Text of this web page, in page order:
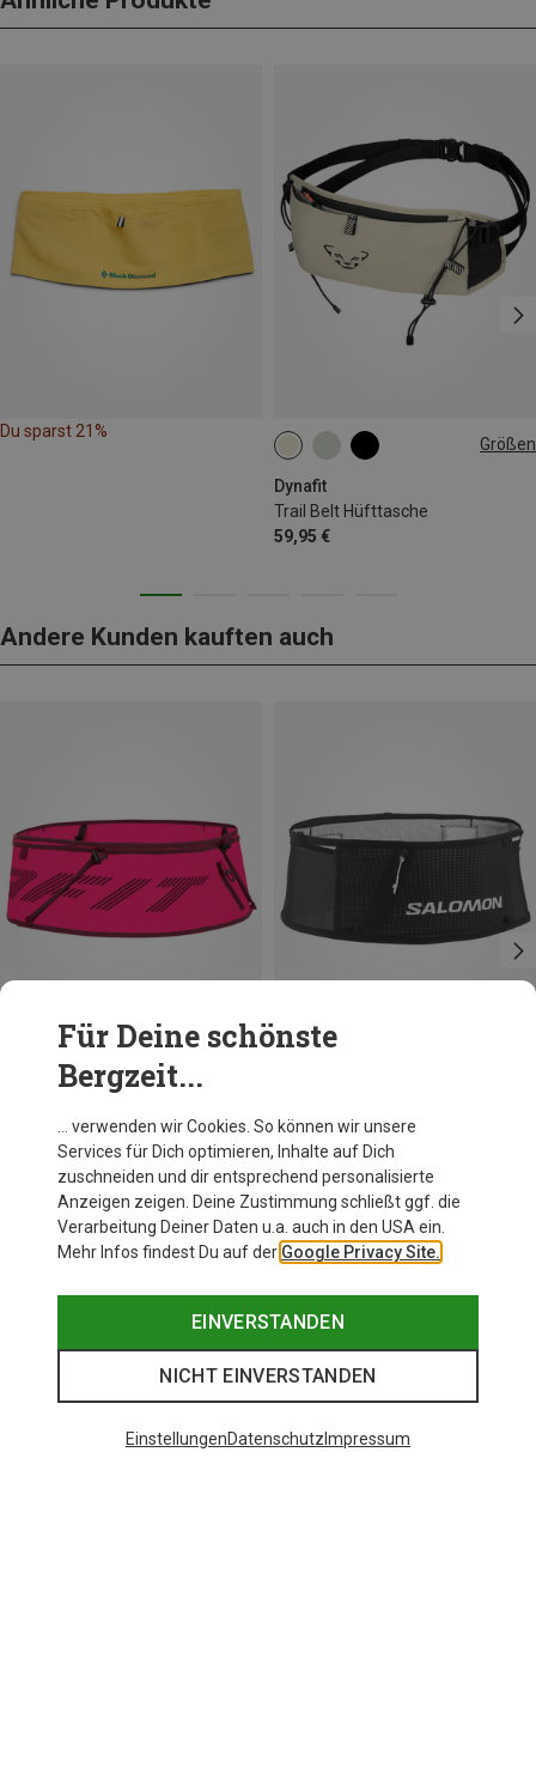
Du sparst 21%
Größen
Dynafit
Trail Belt Hüfttasche
59,95 €
0,7L
Andere Kunden kauften auch
Running Gürtel
0.8L | M 0.8L | S 0.8L | L
Für Deine schönste
Bergzeit...
… verwenden wir Cookies. So können wir unsere
Services für Dich optimieren, Inhalte auf Dich
zuschneiden und dir entsprechend personalisierte
Anzeigen zeigen. Deine Zustimmung schließt ggf. die
Verarbeitung Deiner Daten u.a. auch in den USA ein.
Mehr Infos findest Du auf der Google Privacy Site.
EINVERSTANDEN
NICHT EINVERSTANDEN
EinstellungenDatenschutz Impressum